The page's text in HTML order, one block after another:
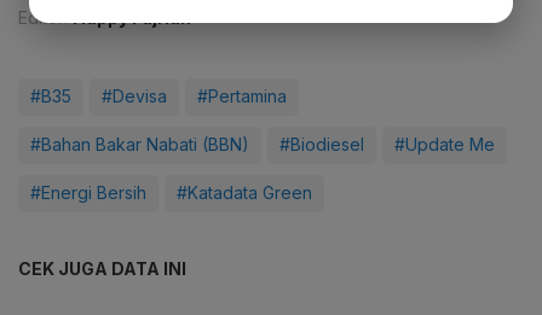
Editor: Happy Fajrian
#B35 #Devisa #Pertamina
#Bahan Bakar Nabati (BBN) #Biodiesel #Update Me
#Energi Bersih #Katadata Green
CEK JUGA DATA INI